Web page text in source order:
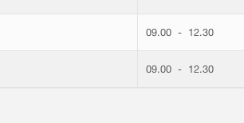
09.00 - 12.30
09.00 - 12.30